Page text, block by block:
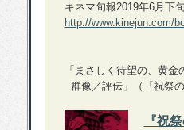
キネマ旬報2019年6月下
http://www.kinejun.com/
「まさしく待望の、黄
群像／評伝」（『祝祭の
『祝